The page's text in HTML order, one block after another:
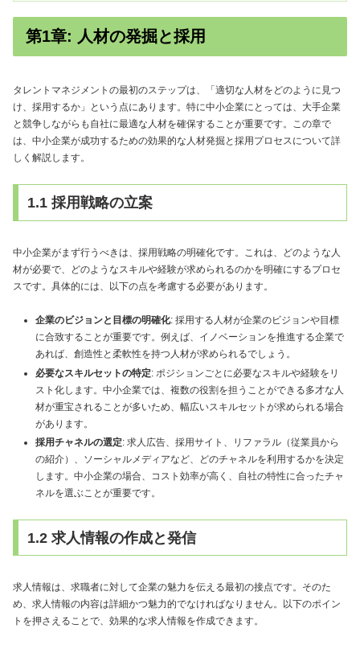
第1章: 人材の発掘と採用
タレントマネジメントの最初のステップは、「適切な人材をどのように見つ
け、採用するか」という点にあります。特に中小企業にとっては、大手企業
と競争しながらも自社に最適な人材を確保することが重要です。この章で
は、中小企業が成功するための効果的な人材発掘と採用プロセスについて詳
しく解説します。
1.1 採用戦略の立案
中小企業がまず行うべきは、採用戦略の明確化です。これは、どのような人
材が必要で、どのようなスキルや経験が求められるのかを明確にするプロセ
スです。具体的には、以下の点を考慮する必要があります。
企業のビジョンと目標の明確化: 採用する人材が企業のビジョンや目標
に合致することが重要です。例えば、イノベーションを推進する企業で
あれば、創造性と柔軟性を持つ人材が求められるでしょう。
必要なスキルセットの特定: ポジションごとに必要なスキルや経験をリ
スト化します。中小企業では、複数の役割を担うことができる多才な人
材が重宝されることが多いため、幅広いスキルセットが求められる場合
があります。
採用チャネルの選定: 求人広告、採用サイト、リファラル（従業員から
の紹介）、ソーシャルメディアなど、どのチャネルを利用するかを決定
します。中小企業の場合、コスト効率が高く、自社の特性に合ったチャ
ネルを選ぶことが重要です。
1.2 求人情報の作成と発信
求人情報は、求職者に対して企業の魅力を伝える最初の接点です。そのた
め、求人情報の内容は詳細かつ魅力的でなければなりません。以下のポイン
トを押さえることで、効果的な求人情報を作成できます。